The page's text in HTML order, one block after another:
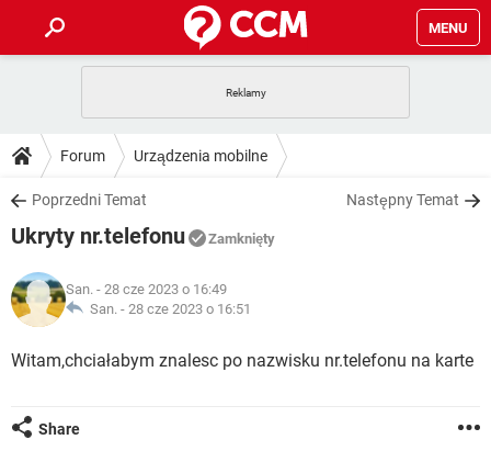
MENU
GRY WHATSAPP
SPOTIFY
INSTAGRAM FACEBOOK
WINDOWS 10
PORADY
PlayStation TIKTOK
INSTAGRAM
WINDOWS 10
DO POBRANIA
ANDROID TIKTOK
GRY
IOS
FORUM
COVID-19
GRY
SPOTIFY NETFLIX
WINDOWS 10
ARTYKUŁY
SPOTIFY
Forum Urządzenia mobilne
Poprzedni Temat Następny Temat
Ukryty nr.telefonu Zamknięty
San. - 28 cze 2023 o 16:49
San. - 28 cze 2023 o 16:51
Witam,chciałabym znalesc po nazwisku nr.telefonu na karte
Share